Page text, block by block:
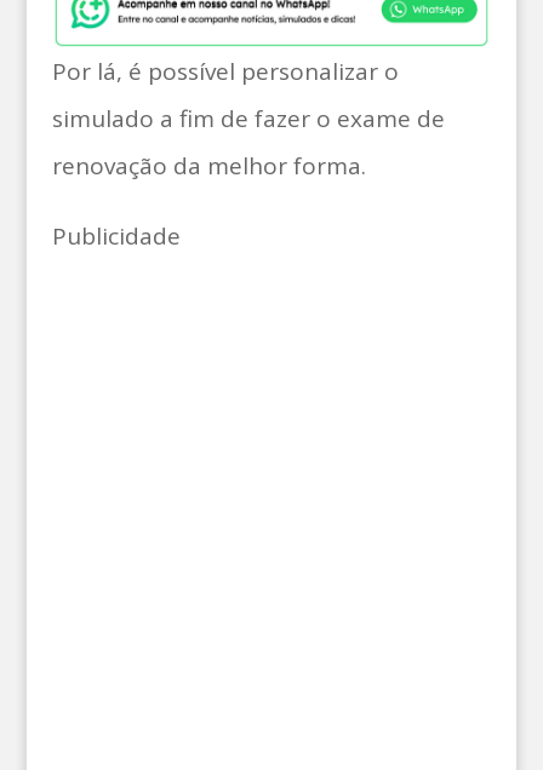
Por lá, é possível personalizar o
simulado a fim de fazer o exame de
renovação da melhor forma.
Publicidade